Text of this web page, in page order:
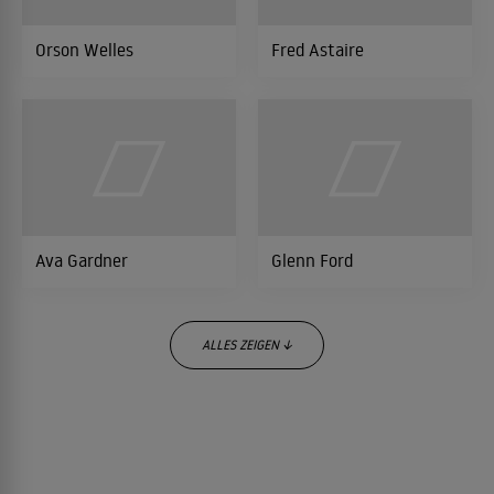
Orson Welles Fred Astaire
Ava Gardner Glenn Ford
ALLES ZEIGEN ↓